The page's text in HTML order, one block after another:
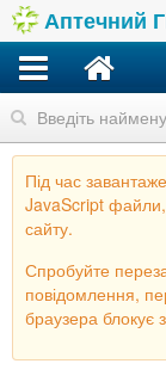
Аптечний
Знайти
Під час
JavaScript файли,
сайту.
Спробуйте
повідомлення,
браузера блокує